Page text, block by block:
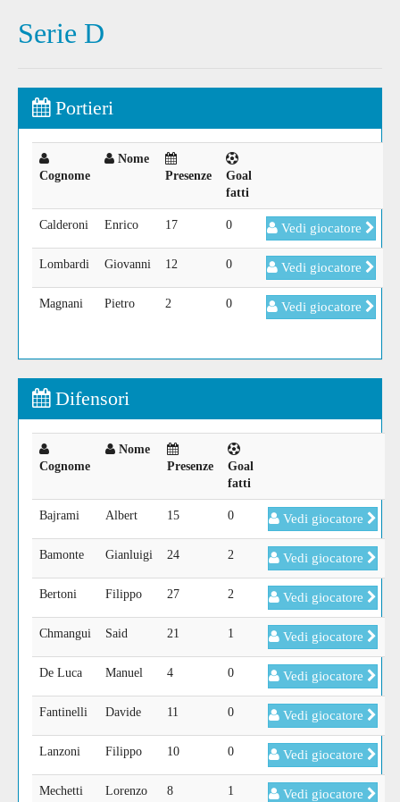
Serie D
Portieri
Cognome
Nome
Presenze
Goal
fatti
Calderoni Enrico 17 0 Vedi giocatore
Lombardi Giovanni 12 0 Vedi giocatore
Magnani Pietro 2 0 Vedi giocatore
Difensori
Cognome
Nome
Presenze
Goal
fatti
Bajrami Albert 15 0 Vedi giocatore
Bamonte Gianluigi 24 2 Vedi giocatore
Bertoni Filippo 27 2 Vedi giocatore
Chmangui Said 21 1 Vedi giocatore
De Luca Manuel 4 0 Vedi giocatore
Fantinelli Davide 11 0 Vedi giocatore
Lanzoni Filippo 10 0 Vedi giocatore
Mechetti Lorenzo 8 1 Vedi giocatore